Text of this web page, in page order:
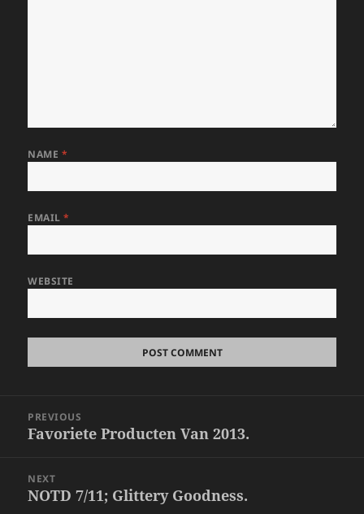
NAME *
EMAIL*
WEBSITE
navigation
PREVIOUS
Previous
Favoriete Producten Van 2013.
NEXT
Next
NOTD 7/11; Glittery Goodness.